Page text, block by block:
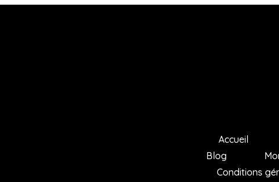
Accueil
Blog
Conditions